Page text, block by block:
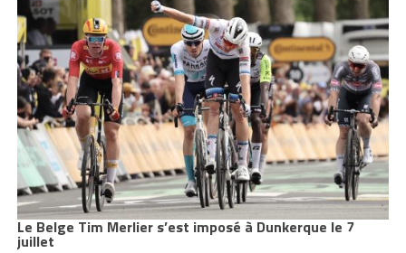
Le Belge Tim Merlier s’est imposé à Dunkerque le 7
juillet